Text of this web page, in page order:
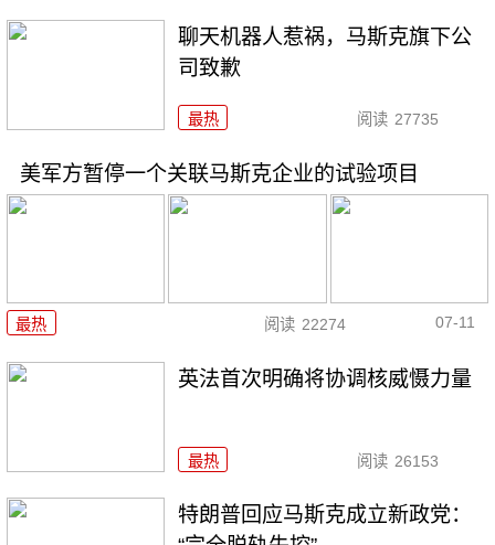
聊天机器人惹祸，马斯克旗下公
司致歉
最热 阅读 27735
美军方暂停一个关联马斯克企业的试验项目
最热 阅读 22274 07-11
英法首次明确将协调核威慑力量
最热 阅读 26153
特朗普回应马斯克成立新政党：